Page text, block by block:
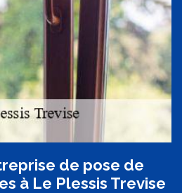
de pose de
à Le Plessis Trevise